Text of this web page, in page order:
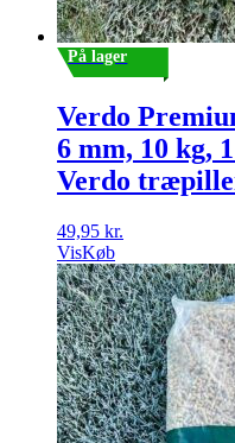
På lager
Verdo
6 mm, 10 kg,
Verdo
49,95 kr.
VisKøb